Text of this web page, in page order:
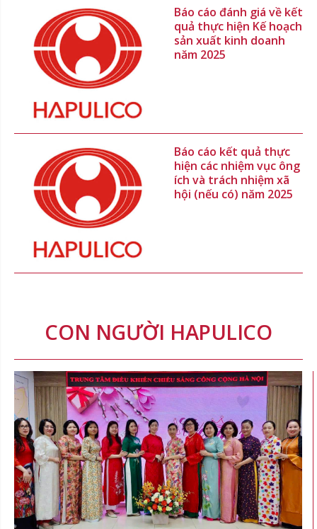
Báo cáo đánh giá về kết
quả thực hiện Kế hoạch
sản xuất kinh doanh
năm 2025
Báo cáo kết quả thực
hiện các nhiệm vục ông
ích và trách nhiệm xã
hội (nếu có) năm 2025
CON NGƯỜI HAPULICO